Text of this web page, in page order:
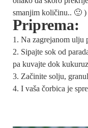
smanjim količinu.. 🙂 )
Priprema:
Na zagrejanom ulju
Sipajte sok od
pa kuvajte dok
Začinite solju,
I vaša čorbica je